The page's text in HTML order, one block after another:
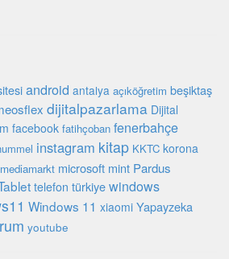
android antalya açıköğretim beşiktaş
dijitalpazarlama Dijital
facebook fatihçoban fenerbahçe
instagram kitap KKTC korona
mediamarkt microsoft mint Pardus
telefon türkiyewindows
Windows 11 xiaomi Yapayzeka
youtube